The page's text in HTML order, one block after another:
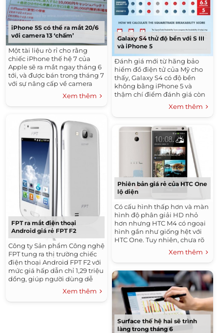
iPhone 5S có thể ra mắt 20/6
với camera 13 ‘chấm’
Một tài liệu rò rỉ cho rằng
chiếc iPhone thế hệ 7 của
Apple sẽ ra mắt ngay tháng 6
tới, và được bán trong tháng 7
với sự nâng cấp về camera
Xem thêm
FPT ra mắt điện thoại
Android giá rẻ FPT F2
Công ty Sản phẩm Công nghệ
FPT tung ra thị trường chiếc
điện thoại Android FPT F2 với
mức giá hấp dẫn chỉ 1,29 triệu
dồng, giúp người dùng dễ
dàng tiếp cận xu hướng
smartphone hóa hiện nay.
Xem thêm
Galaxy S4 thử độ bền với S III
và iPhone 5
Đánh giá mới từ hãng bảo
hiểm đồ điện tử của Mỹ cho
thấy, Galaxy S4 có độ bền
không bằng iPhone 5 và
thậm chí điểm đánh giá còn
thấp hơn cả Galaxy S III tiền
Xem thêm
Phiên bản giá rẻ của HTC One
lộ diện
Có cấu hình thấp hơn và màn
hình độ phân giải HD nhỏ
hơn nhưng HTC M4 có ngoại
hình gần như giống hệt với
HTC One. Tuy nhiên, chưa rõ
sản phẩm này có dùng vỏ
nhôm hay không.
Xem thêm
Surface thế hệ hai sẽ trình
làng trong tháng 6